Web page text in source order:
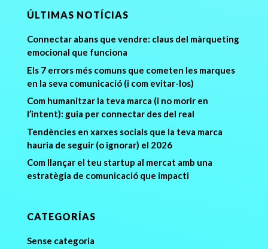
ÚLTIMAS NOTÍCIAS
Connectar abans que vendre: claus del màrqueting
emocional que funciona
Els 7 errors més comuns que cometen les marques
en la seva comunicació (i com evitar-los)
Com humanitzar la teva marca (i no morir en
l’intent): guia per connectar des del real
Tendències en xarxes socials que la teva marca
hauria de seguir (o ignorar) el 2026
Com llançar el teu startup al mercat amb una
estratègia de comunicació que impacti
CATEGORÍAS
Sense categoria